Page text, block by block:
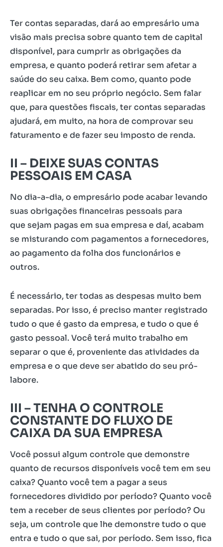
Ter contas separadas, dará ao empresário uma
visão mais precisa sobre quanto tem de capital
disponível, para cumprir as obrigações da
empresa, e quanto poderá retirar sem afetar a
saúde do seu caixa. Bem como, quanto pode
reaplicar em no seu próprio negócio. Sem falar
que, para questões fiscais, ter contas separadas
ajudará, em muito, na hora de comprovar seu
faturamento e de fazer seu imposto de renda.
II – DEIXE SUAS CONTAS
PESSOAIS EM CASA
No dia-a-dia, o empresário pode acabar levando
suas obrigações financeiras pessoais para
que sejam pagas em sua empresa e daí, acabam
se misturando com pagamentos a fornecedores,
ao pagamento da folha dos funcionários e
outros.
É necessário, ter todas as despesas muito bem
separadas. Por isso, é preciso manter registrado
tudo o que é gasto da empresa, e tudo o que é
gasto pessoal. Você terá muito trabalho em
separar o que é, proveniente das atividades da
empresa e o que deve ser abatido do seu pró-
labore.
III –TENHA O CONTROLE
CONSTANTE DO FLUXO DE
CAIXA DA SUA EMPRESA
Você possui algum controle que demonstre
quanto de recursos disponíveis você tem em seu
caixa? Quanto você tem a pagar a seus
fornecedores dividido por período? Quanto você
tem a receber de seus clientes por período? Ou
seja, um controle que lhe demonstre tudo o que
entra e tudo o que sai, por período. Sem isso, fica